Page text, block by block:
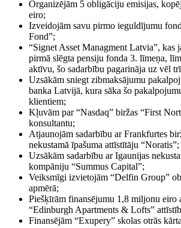
Organizējām 5 obligāciju emisijas,
eiro;
Izveidojām savu pirmo ieguldījumu
Fond”;
“Signet Asset Managment Latvia”, kas
pirmā slēgta pensiju fonda 3. līmeņa,
aktīvu, šo sadarbību pagarināja uz vēl
Uzsākām sniegt zibmaksājumu
banka Latvijā, kura sāka šo
klientiem;
Kļuvām par “Nasdaq” biržas “First
konsultantu;
Atjaunojām sadarbību ar Frankfurtes
nekustamā īpašuma attīstītāju “Noratis”;
Uzsākām sadarbību ar Igaunijas
kompāniju “Summus Capital”;
Veiksmīgi izvietojām “Delfin Group”
apmērā;
Piešķīrām finansējumu 1,8 miljonu eiro
“Edinburgh Apartments & Lofts”
Finansējām “Exupery” skolas otrās